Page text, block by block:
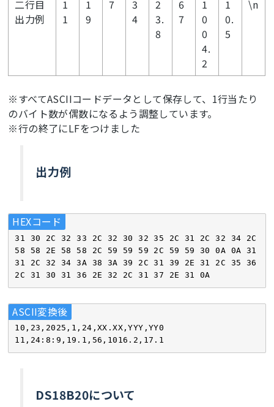
二行目
出力例
1
1
1
9
7
3
4
2
3.
8
6
7
1
0
0
4.
2
1
0.
5
\n
※すべてASCIIコードデータとして保存して、1行当たり
のバイト数が偶数になるよう調整しています。
※行の終了にLFをつけました
出力例
HEXコード
31 30 2C 32 33 2C 32 30 32 35 2C 31 2C 32 34 2
58
58 2E 58 58 2C 59 59 59 2C 59 59 30 0A 0A 31
31
2C 32 34 3A 38 3A 39 2C 31 39 2E 31 2C 35
36
2C 31 30 31 36 2E 32 2C 31 37 2E 31 0A
ASCII変換後
10 , 23 , 2025 , 1 , 24
11 , 24 : 8 : 9 , 19.1 , 56 , 1016.2 , 17.1
DS18B20について